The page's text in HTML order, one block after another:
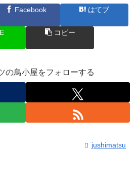
Facebook はてブ
コピー
の鳥小屋をフォローする
jushimatsu